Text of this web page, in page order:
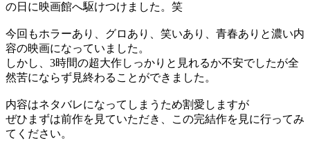
の日に映画館へ駆けつけました。笑
今回もホラーあり、グロあり、笑いあり、青春ありと濃い内
容の映画になっていました。
しかし、3時間の超大作しっかりと見れるか不安でしたが全
然苦にならず見終わることができました。
内容はネタバレになってしまうため割愛しますが
ぜひまずは前作を見ていただき、この完結作を見に行ってみ
てください。